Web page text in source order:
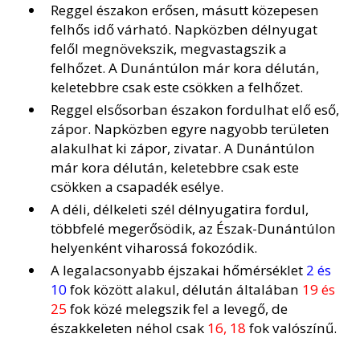
Reggel északon erősen, másutt közepesen
felhős idő várható. Napközben délnyugat
felől megnövekszik, megvastagszik a
felhőzet. A Dunántúlon már kora délután,
keletebbre csak este csökken a felhőzet.
Reggel elsősorban északon fordulhat elő eső,
zápor. Napközben egyre nagyobb területen
alakulhat ki zápor, zivatar. A Dunántúlon
már kora délután, keletebbre csak este
csökken a csapadék esélye.
A déli, délkeleti szél délnyugatira fordul,
többfelé megerősödik, az Észak-Dunántúlon
helyenként viharossá fokozódik.
A legalacsonyabb éjszakai hőmérséklet 2 és
10fok között alakul, délután általában 19 és
25 fok közé melegszik fel a levegő, de
északkeleten néhol csak 16, 18 fok valószínű.